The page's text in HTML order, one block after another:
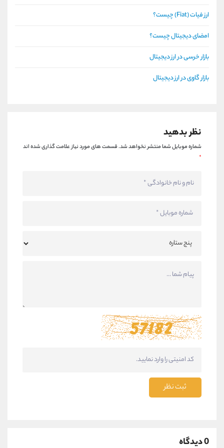
ارز فیات (Fiat) چیست؟
امضای دیجیتال چیست؟
بازار خرسی در ارز دیجیتال
بازار گاوی در ارز دیجیتال
نظر بدهید
شماره موبایل شما منتشر نخواهد شد.قسمت های مورد نیاز علامت گذاری شده اند
*
ثبت نظر
0 دیدگاه